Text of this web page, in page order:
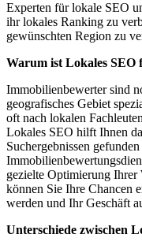
Experten für lokale SEO
ihr lokales Ranking zu
gewünschten Region zu
Warum ist Lokales
Immobilienbewerter sind
geografisches Gebiet
oft nach lokalen
Lokales SEO hilft Ihnen
Suchergebnissen
gezielte Optimierung Ihrer
können Sie Ihre Chancen
werden und Ihr Geschäft
Unterschiede zwischen